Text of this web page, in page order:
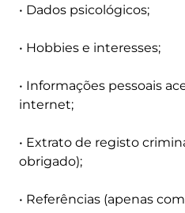
• Dados psicológicos;
• Hobbies e interesses;
• Informações pessoais
internet;
• Extrato de registo
obrigado);
• Referências (apenas